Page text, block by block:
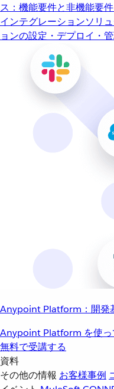
ス：機能要件と非機能要
インテグレーションソリ
ョンの設定・デプロイ・
Anypoint Platform：開発
Anypoint Platform を使っ
無料で受講する
資料
その他の情報 お客様事例